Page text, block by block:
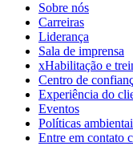
Sobre nós
Carreiras
Liderança
Sala de imprensa
xHabilitação e
Centro de
Experiência do
Eventos
Políticas
Entre em contato